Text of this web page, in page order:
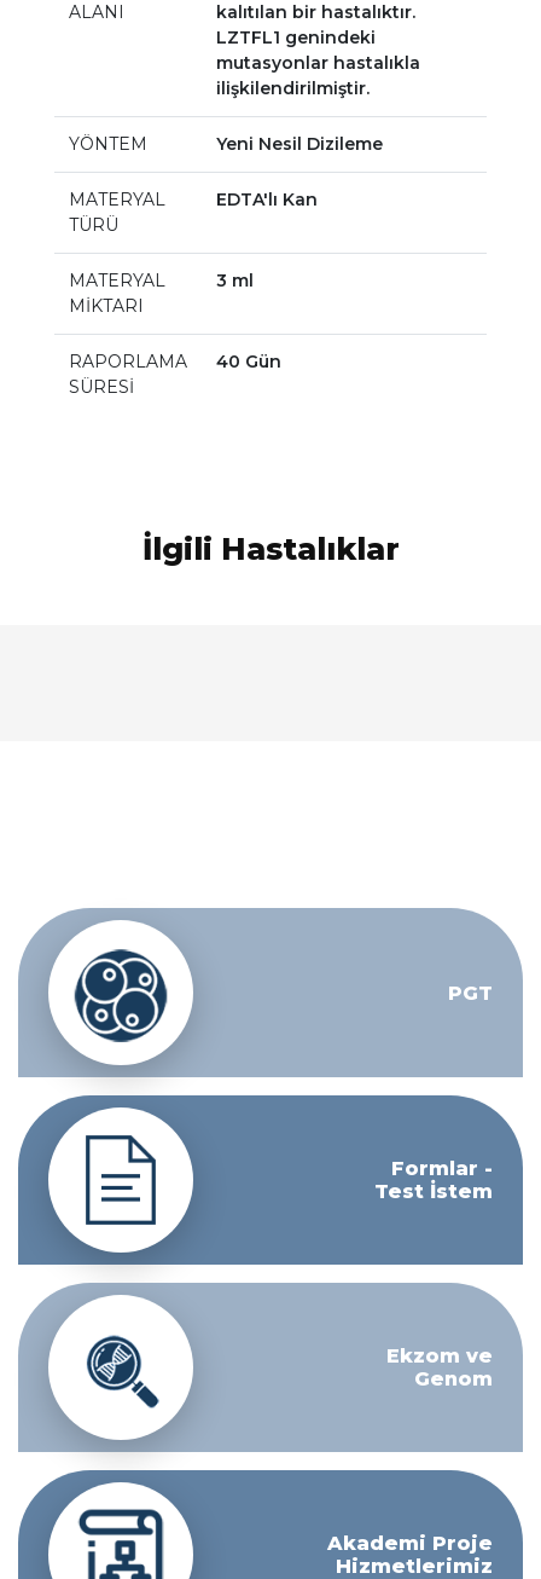
ALANI
kalıtılan bir hastalıktır.
LZTFL1 genindeki
mutasyonlar hastalıkla
ilişkilendirilmiştir.
YÖNTEM Yeni Nesil Dizileme
MATERYAL
TÜRÜ
EDTA'lı Kan
MATERYAL
MİKTARI
3 ml
RAPORLAMA
SÜRESİ
40 Gün
İlgili Hastalıklar
PGT
Formlar -
Test İstem
Ekzom ve
Genom
Akademi Proje
Hizmetlerimiz